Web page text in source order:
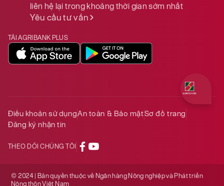
liên hệ lại trong khoảng thời gian sớm nhất
Yêu cầu tư vấn
TẢI AGRIBANK PLUS
Điều khoản sử dụngAn toàn & Bảo mậtSơ đồ trang
Đăng ký nhận tin
THEO DÕI CHÚNG TÔI
© 2024 | Bản quyền thuộc về Ngân hàng Nông nghiệp và Phát triển
Nông thôn Việt Nam
Quý